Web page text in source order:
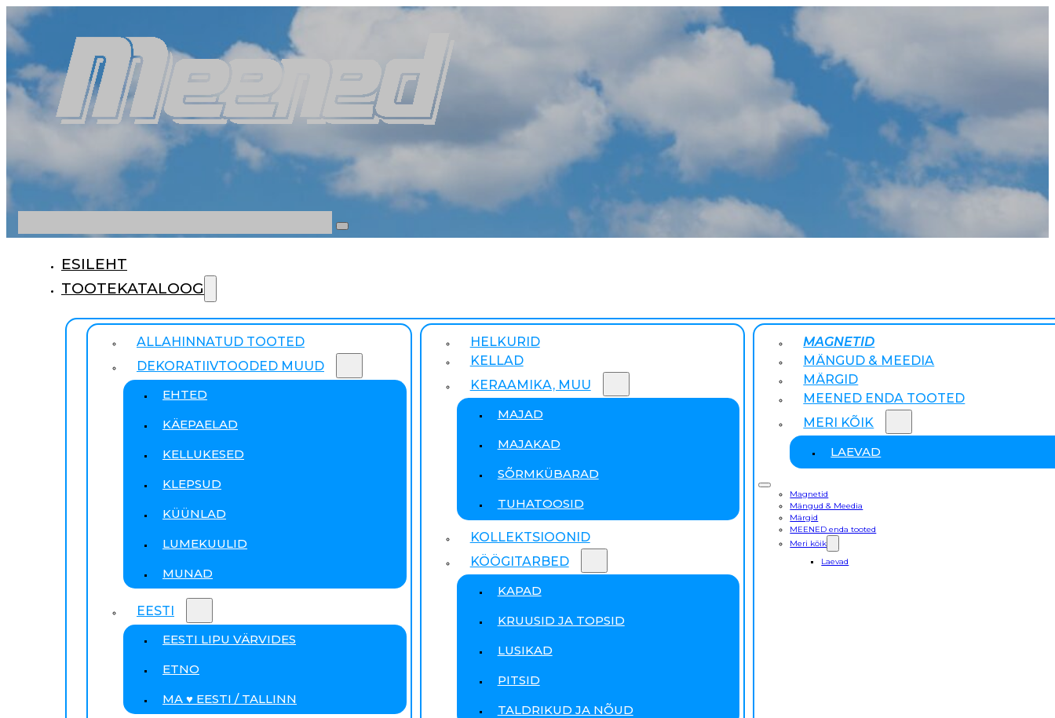
ESILEHT
TOOTEKATALOOG
ALLAHINNATUD TOOTED
DEKORATIIVTOODED MUUD
EHTED
KÄEPAELAD
KELLUKESED
KLEPSUD
KÜÜNLAD
LUMEKUULID
MUNAD
EESTI
EESTI LIPU VÄRVIDES
ETNO
MA ♥ EESTI / TALLINN
HELKURID
KELLAD
KERAAMIKA, MUU
MAJAD
MAJAKAD
SÕRMKÜBARAD
TUHATOOSID
KOLLEKTSIOONID
KÖÖGITARBED
KAPAD
KRUUSID JA TOPSID
LUSIKAD
PITSID
TALDRIKUD JA NÕUD
MAGNETID
MÄNGUD & MEEDIA
MÄRGID
MEENED ENDA TOOTED
MERI KÕIK
LAEVAD
Magnetid
Mängud & Meedia
Märgid
MEENED enda tooted
Meri kõik
Laevad